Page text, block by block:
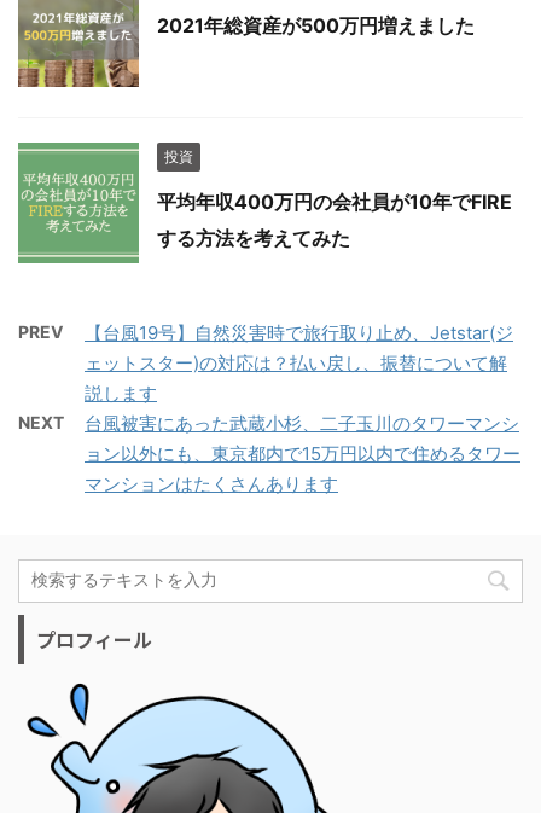
2021年総資産が500万円増えました
投資
平均年収400万円の会社員が10年でFIRE
する方法を考えてみた
PREV
【台風19号】自然災害時で旅行取り止め、Jetstar(ジ
ェットスター)の対応は？払い戻し、振替について解
説します
NEXT
台風被害にあった武蔵小杉、二子玉川のタワーマンシ
ョン以外にも、東京都内で15万円以内で住めるタワー
マンションはたくさんあります
プロフィール